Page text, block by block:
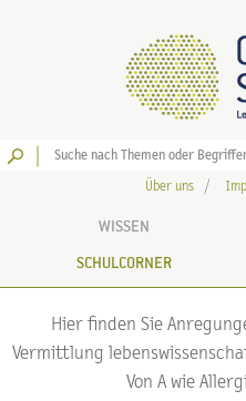
Über uns
WISSEN
SCHULCORNER
Hier finden Sie
Vermittlung
Von A wie